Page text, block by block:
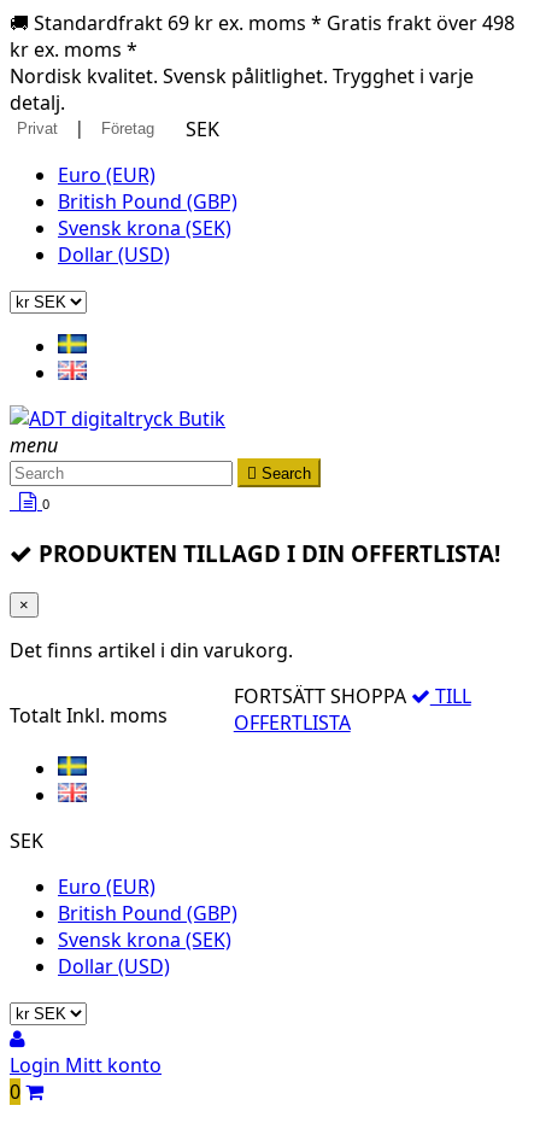
🚚 Standardfrakt 69 kr ex. moms * Gratis frakt över 498
kr ex. moms *
Nordisk kvalitet. Svensk pålitlighet. Trygghet i varje
detalj.
Privat | Företag
SEK
Euro (EUR)
British Pound (GBP)
Svensk krona (SEK)
Dollar (USD)
menu
 Search
0
PRODUKTEN TILLAGD I DIN OFFERTLISTA!
×
Det finns artikel i din varukorg.
TotaltInkl. moms
FORTSÄTT SHOPPA
TILL
OFFERTLISTA
SEK
Euro (EUR)
British Pound (GBP)
Svensk krona (SEK)
Dollar (USD)
Login Mitt konto
0